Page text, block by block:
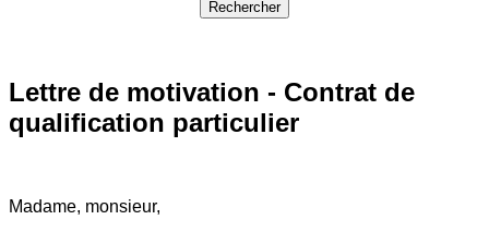
Lettre de motivation - Contrat de
qualification particulier
Madame, monsieur,